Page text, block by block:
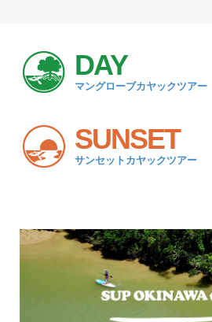
DAY
マングローブカヤックツアー
SUNSET
サンセットカヤックツアー